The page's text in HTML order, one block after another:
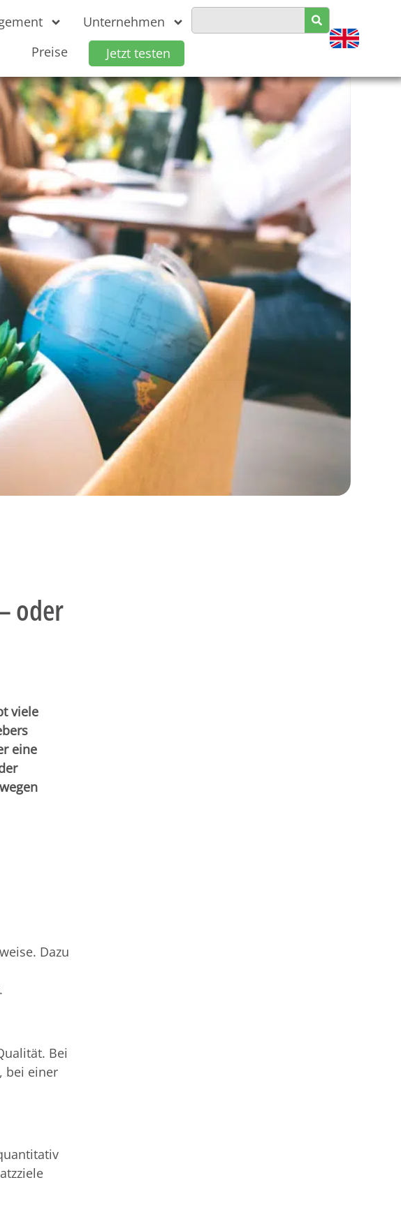
Unternehmen
Preise
Jetzt testen
oder
viele
eine
Dazu
Bei
bei einer